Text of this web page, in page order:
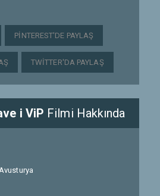
PINTEREST'DE PAYLAŞ
TWITTER'DA PAYLAŞ
i ViP Filmi Hakkında